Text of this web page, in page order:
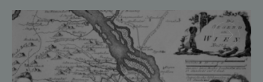
Philosophysics: the (pre-)history of quantum